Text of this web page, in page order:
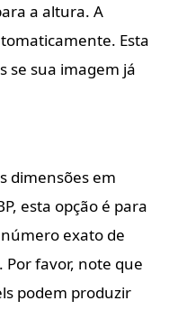
a altura. A
Esta
se sua imagem já
dimensões em
esta opção é para
exato de
favor, note que
podem produzir